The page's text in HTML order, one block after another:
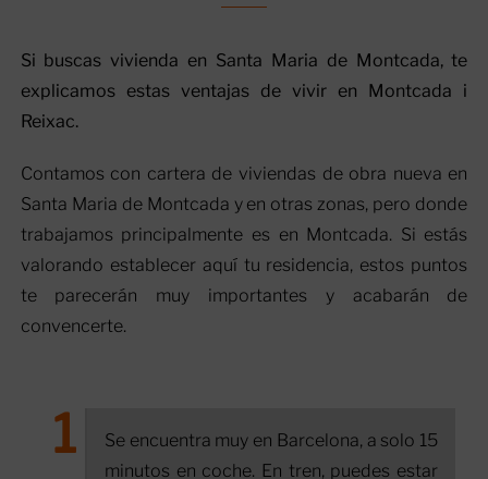
Si buscas vivienda en Santa Maria de Montcada, te
explicamos estas ventajas de vivir en Montcada i
Reixac.
Contamos con cartera de viviendas de obra nueva en
Santa Maria de Montcada y en otras zonas, pero donde
trabajamos principalmente es en Montcada. Si estás
valorando establecer aquí tu residencia, estos puntos
te parecerán muy importantes y acabarán de
convencerte.
Se encuentra muy en Barcelona, a solo 15
minutos en coche. En tren, puedes estar